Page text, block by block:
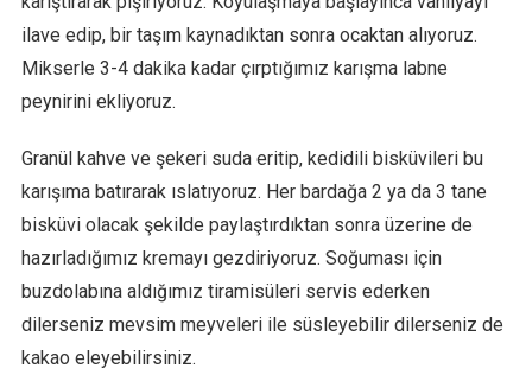
ilave edip, bir taşım kaynadıktan sonra ocaktan alıyoruz.
Mikserle 3-4 dakika kadar çırptığımız karışma labne
peynirini ekliyoruz.
Granül kahve ve şekeri suda eritip, kedidili bisküvileri bu
karışıma batırarak ıslatıyoruz. Her bardağa 2 ya da 3 tane
bisküvi olacak şekilde paylaştırdıktan sonra üzerine de
hazırladığımız kremayı gezdiriyoruz. Soğuması için
buzdolabına aldığımız tiramisüleri servis ederken
dilerseniz mevsim meyveleri ile süsleyebilir dilerseniz de
kakao eleyebilirsiniz.